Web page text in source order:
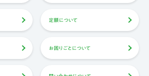
定額について
お困りごとについて